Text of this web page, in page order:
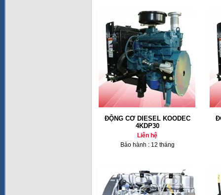
ĐỘNG CƠ DIESEL KOODEC
4KDP30
Liên hệ
Bảo hành : 12 tháng